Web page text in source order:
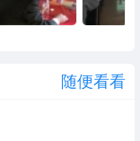
随便看看